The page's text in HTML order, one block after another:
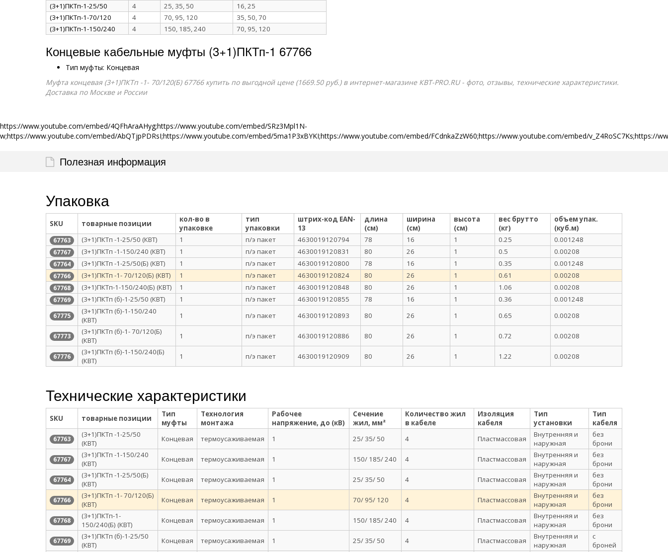
(3+1)ПКТп-1-25/50
4 25, 35, 50
16, 25
(3+1)ПКТп-1-70/120
4 70, 95, 120
35, 50, 70
(3+1)ПКТп-1-150/240
4 150, 185, 240 70, 95, 120
Концевые кабельные муфты (3+1)ПКТп-1 67766
Тип муфты: Концевая
Муфта концевая (3+1)ПКТп -1- 70/120(Б) 67766 купить по выгодной цене (1669.50 руб.) в интернет-магазине КВТ-PRO.RU - фото, отзывы, технические характеристики.
Доставка по Москве и России
https://www.youtube.com/embed/4QFhAraAHyg;https://www.youtube.com/embed/SRz3Mpl1N-
w;https://www.youtube.com/embed/AbQTjpPDRsI;https://www.youtube.com/embed/5ma1P3xBYKI;https://www.youtube.com/embed/FCdnkaZzW60;https://www.youtube.com/embed/v_Z4RoSC7Ks;https://
Полезная информация
Упаковка
SKU товарные позиции
кол-во в
упаковке
тип
упаковки
штрих-код EAN-
13
длина
(см)
ширина
(см)
высота
(см)
вес брутто
(кг)
объем упак.
(куб.м)
67763 (3+1)ПКТп -1-25/50 (КВТ) 1 п/э пакет 4630019120794 78 16 1 0.25 0.001248
67767 (3+1)ПКТп -1-150/240 (КВТ) 1 п/э пакет 4630019120831 80 26 1 0.5 0.00208
67764 (3+1)ПКТп -1-25/50(Б) (КВТ) 1 п/э пакет 4630019120800 78 16 1 0.35 0.001248
67766 (3+1)ПКТп -1- 70/120(Б) (КВТ) 1 п/э пакет 4630019120824 80 26 1 0.61 0.00208
67768 (3+1)ПКТп-1-150/240(Б) (КВТ) 1 п/э пакет 4630019120848 80 26 1 1.06 0.00208
67769 (3+1)ПКТп (б)-1-25/50 (КВТ) 1 п/э пакет 4630019120855 78 16 1 0.36 0.001248
67775
(3+1)ПКТп (б)-1-150/240
(КВТ)
1 п/э пакет 4630019120893 80 26 1 0.65 0.00208
67773
(3+1)ПКТп (б)-1- 70/120(Б)
(КВТ)
1 п/э пакет 4630019120886 80 26 1 0.72 0.00208
67776
(3+1)ПКТп (б)-1-150/240(Б)
(КВТ)
1 п/э пакет 4630019120909 80 26 1 1.22 0.00208
Технические характеристики
SKU товарные позиции
Тип
муфты
Технология
монтажа
Рабочее
напряжение, до (кВ)
Сечение
жил, мм²
Количество жил
в кабеле
Изоляция
кабеля
Тип
установки
Тип
кабеля
67763
(3+1)ПКТп -1-25/50
(КВТ)
Концевая термоусаживаемая 1 25/ 35/ 50 4 Пластмассовая
Внутренняя и
наружная
без
брони
67767
(3+1)ПКТп -1-150/240
(КВТ)
Концевая термоусаживаемая 1 150/ 185/ 240 4 Пластмассовая
Внутренняя и
наружная
без
брони
67764
(3+1)ПКТп -1-25/50(Б)
(КВТ)
Концевая термоусаживаемая 1 25/ 35/ 50 4 Пластмассовая
Внутренняя и
наружная
без
брони
67766
(3+1)ПКТп -1- 70/120(Б)
(КВТ)
Концевая термоусаживаемая 1 70/ 95/ 120 4 Пластмассовая
Внутренняя и
наружная
без
брони
67768
(3+1)ПКТп-1-
150/240(Б) (КВТ)
Концевая термоусаживаемая 1 150/ 185/ 240 4 Пластмассовая
Внутренняя и
наружная
без
брони
67769
(3+1)ПКТп (б)-1-25/50
(КВТ)
Концевая термоусаживаемая 1 25/ 35/ 50 4 Пластмассовая
Внутренняя и
наружная
с
броней